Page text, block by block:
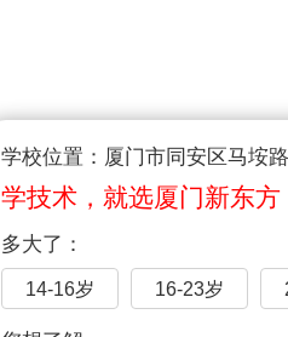
学校位置：厦门市同安区马垵
学技术，就选厦门新东方
多大了：
14-16岁 16-23岁